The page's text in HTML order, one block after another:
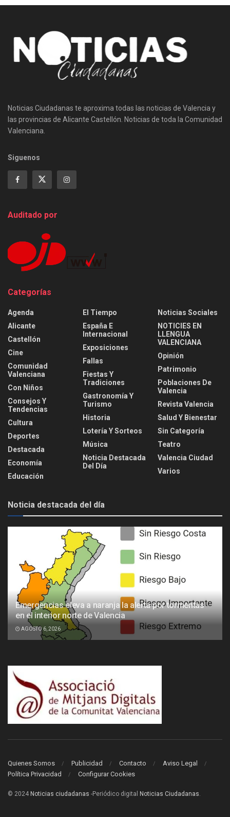
Noticias Ciudadanas te aproxima todas las noticias de Valencia y
las provincias de Alicante Castellón. Noticias de toda la Comunidad
Valenciana.
Siguenos
Auditado por
Categorías
Agenda
Alicante
Castellón
Cine
Comunidad
Valenciana
Con Niños
Consejos Y
Tendencias
Cultura
Deportes
Destacada
Economía
Educación
El Tiempo
España E
Internacional
Exposiciones
Fallas
Fiestas Y
Tradiciones
Gastronomía Y
Turismo
Historia
Lotería Y Sorteos
Música
Noticia Destacada
Del Día
Noticias Sociales
NOTICIES EN
LLENGUA
VALENCIANA
Opinión
Patrimonio
Poblaciones De
Valencia
Revista Valencia
Salud Y Bienestar
Sin Categoría
Teatro
Valencia Ciudad
Varios
Noticia destacada del día
Emergencias eleva a naranja la alerta por tormentas
en el interior norte de Valencia
AGOSTO 6, 2026
Quienes Somos Publicidad Contacto
Aviso Legal
Política Privacidad
Configurar Cookies
© 2024 Noticias ciudadanas -Periódico digital Noticias Ciudadanas